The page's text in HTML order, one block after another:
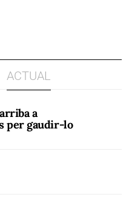
ACTUAL
a
per gaudir-lo